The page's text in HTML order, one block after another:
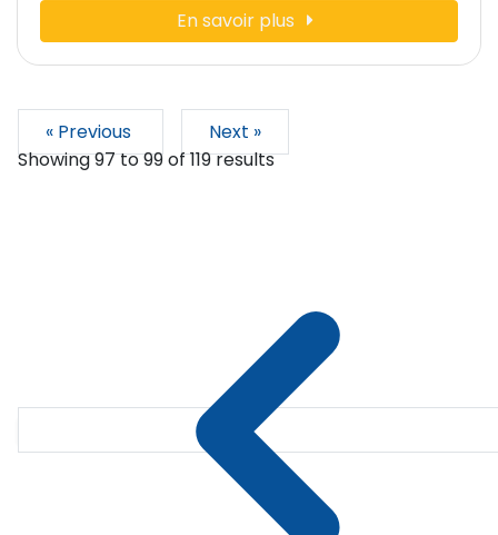
En savoir plus
« Previous
Next »
Showing97to99of119results